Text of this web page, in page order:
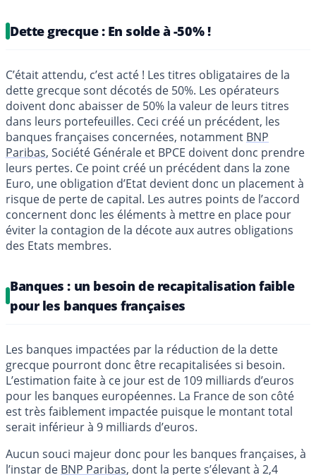
Dette grecque : En solde à -50% !
C’était attendu, c’est acté ! Les titres obligataires de la
dette grecque sont décotés de 50%. Les opérateurs
doivent donc abaisser de 50% la valeur de leurs titres
dans leurs portefeuilles. Ceci créé un précédent, les
banques françaises concernées, notamment BNP
Paribas, Société Générale et BPCE doivent donc prendre
leurs pertes. Ce point créé un précédent dans la zone
Euro, une obligation d’Etat devient donc un placement à
risque de perte de capital. Les autres points de l’accord
concernent donc les éléments à mettre en place pour
éviter la contagion de la décote aux autres obligations
des Etats membres.
Banques : un besoin de recapitalisation faible
pour les banques françaises
Les banques impactées par la réduction de la dette
grecque pourront donc être recapitalisées si besoin.
L’estimation faite à ce jour est de 109 milliards d’euros
pour les banques européennes. La France de son côté
est très faiblement impactée puisque le montant total
serait inférieur à 9 milliards d’euros.
Aucun souci majeur donc pour les banques françaises, à
l’instar de BNP Paribas, dont la perte s’élevant à 2,4